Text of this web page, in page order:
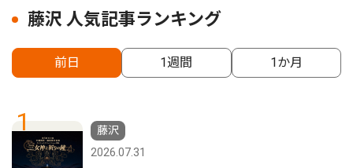
藤沢 人気記事ランキング
前日 1週間 1か月
1
藤沢
2026.07.31